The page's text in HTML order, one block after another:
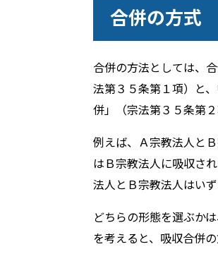
合併の方式
合併の方法としては、
法第３５条第１項）と
併」（宗法第３５条第２
例えば、Ａ宗教法人と
はＢ宗教法人に吸収さ
法人とＢ宗教法人はい
どちらの形態を選ぶか
を考えると、吸収合併